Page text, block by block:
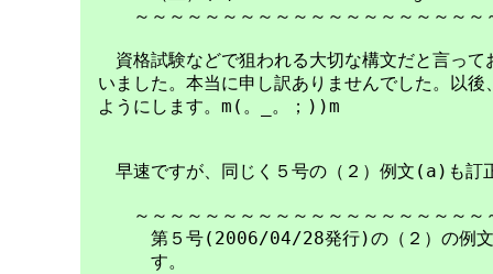
～～～～～～～～～～～～～～～～～～～～
資格試験などで狙われる大切な構文だと言って
いました。本当に申し訳ありませんでした。以後
ようにします。m(。_。；))m
早速ですが、同じく５号の（２）例文(a)も訂
～～～～～～～～～～～～～～～～～～～～
第５号(2006/04/28発行)の（２）の例文
す。